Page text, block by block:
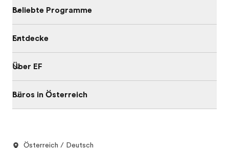
Beliebte Programme
Entdecke
Über EF
Büros in Österreich
Österreich / Deutsch